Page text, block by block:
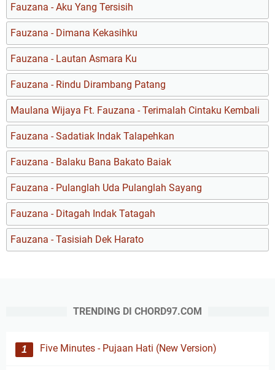
Fauzana - Aku Yang Tersisih
Fauzana - Dimana Kekasihku
Fauzana - Lautan Asmara Ku
Fauzana - Rindu Dirambang Patang
Maulana Wijaya Ft. Fauzana - Terimalah Cintaku Kembali
Fauzana - Sadatiak Indak Talapehkan
Fauzana - Balaku Bana Bakato Baiak
Fauzana - Pulanglah Uda Pulanglah Sayang
Fauzana - Ditagah Indak Tatagah
Fauzana - Tasisiah Dek Harato
TRENDING DI CHORD97.COM
Five Minutes - Pujaan Hati (New Version)